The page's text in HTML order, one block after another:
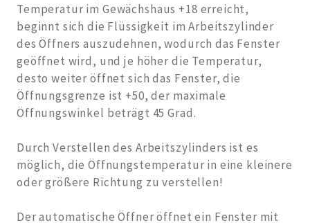
Temperatur im Gewächshaus +18 erreicht,
beginnt sich die Flüssigkeit im Arbeitszylinder
des Öffners auszudehnen, wodurch das Fenster
geöffnet wird, und je höher die Temperatur,
desto weiter öffnet sich das Fenster, die
Öffnungsgrenze ist +50, der maximale
Öffnungswinkel beträgt 45 Grad.
Durch Verstellen des Arbeitszylinders ist es
möglich, die Öffnungstemperatur in eine kleinere
oder größere Richtung zu verstellen!
Der automatische Öffner öffnet ein Fenster mit